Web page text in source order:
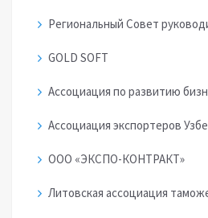
Региональный Совет
GOLD SOFT
Ассоциация по развитию
Ассоциация экспортеров
ООО «ЭКСПО-КОНТРАКТ»
Литовская ассоциация